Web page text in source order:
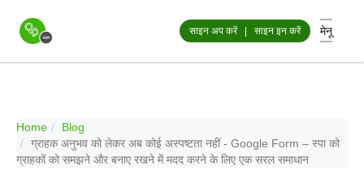
साइन अप करें| साइन इन करें मेनू
Home
Blog
ग्राहक अनुभव को लेकर अब कोई अस्पष्टता नहीं - Google Form – स्पा को
ग्राहकों को समझने और बनाए रखने में मदद करने के लिए एक सरल समाधान